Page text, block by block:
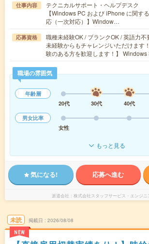
仕事内容
テクニカルサポート・ヘルプデスク
【Windows PC および iPhone に関す
応（一次対応）】Window…
応募資格
職種未経験OK / ブランクOK / 英語力不
未経験からもチャレンジいただけます
験のある方を歓迎します！】
職場の雰囲気
年齢層
20代
30代 40代
男女比率
女性
もっと見る
気になる! 応募へ進む
派遣会社 株式会社スタッフサービス・エンジニ
未読
NEW
掲載日 2026/08/08